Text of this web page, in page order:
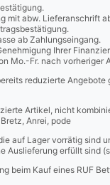
mit abw. Lieferanschrift
ab Zahlungseingang.
Ihrer
Mo.-Fr. nach vorheriger
reduzierte
Artikel, nicht
Anrei, pode
auf Lager vorrätig sind
Auslieferung erfüllt sind
beim Kauf eines RUF